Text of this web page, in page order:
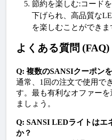
節約を楽しむ:コード
下げられ、 高品質な
を楽しむことができま
よくある質問 (FAQ)
Q: 複数のSANSIクーポン
通常、1回の注文で使用で
す。最も有利なオファー
ましょう。
Q: SANSI LEDライトはエ
か？